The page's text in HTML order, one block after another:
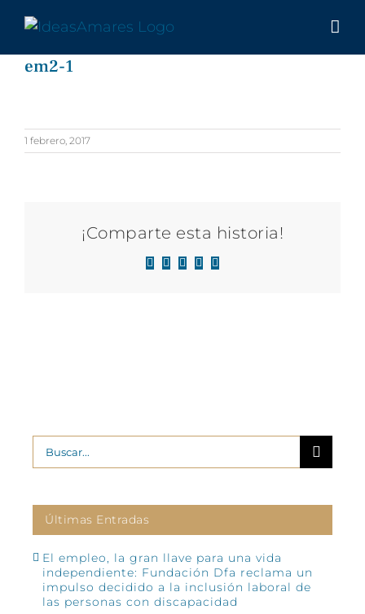
contenido
em2-1
1 febrero, 2017
¡Comparte esta historia!
Facebook
X LinkedIn
WhatsApp
Correo
Buscar:
Últimas Entradas
El empleo, la gran llave para una vida
independiente: Fundación Dfa reclama un
impulso decidido a la inclusión laboral de
las personas con discapacidad